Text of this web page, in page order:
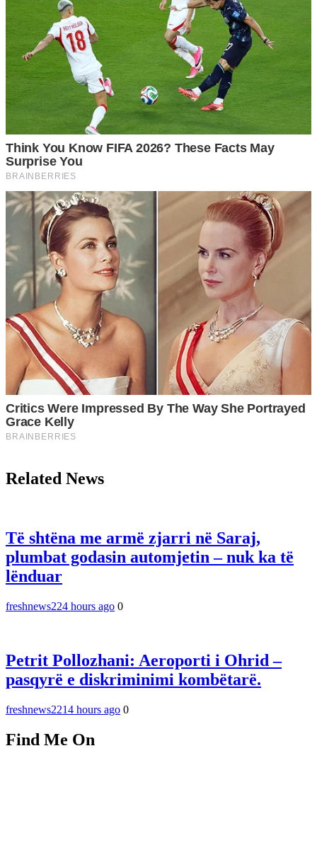
Related News
Të shtëna me armë zjarri në Saraj,
plumbat godasin automjetin – nuk ka të
lënduar
freshnews224 hours ago 0
Petrit Pollozhani: Aeroporti i Ohrid –
pasqyrë e diskriminimi kombëtarë.
freshnews2214 hours ago 0
Find Me On